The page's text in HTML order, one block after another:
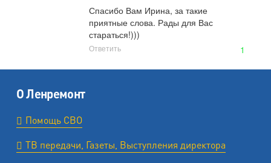
Спасибо Вам Ирина, за такие
приятные слова. Рады для Вас
стараться!)))
Ответить 1
О Ленремонт
Помощь СВО
ТВ передачи, Газеты, Выступления директора